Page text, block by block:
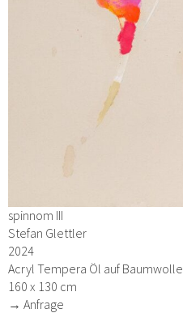
spinnom III
Stefan Glettler
2024
Acryl Tempera Öl auf Baumwolle
160 x 130 cm
→ Anfrage